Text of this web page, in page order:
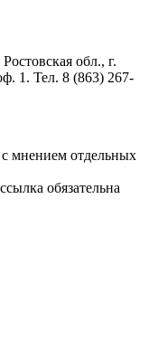
обл., г.
1. Тел. 8 (863) 267-
мнением отдельных
обязательна